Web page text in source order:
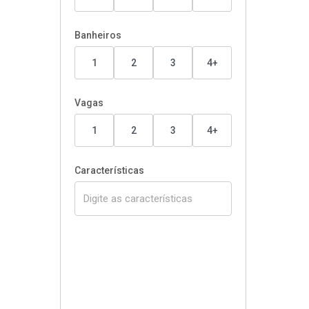
Banheiros
1 2 3 4+
Vagas
1 2 3 4+
Características